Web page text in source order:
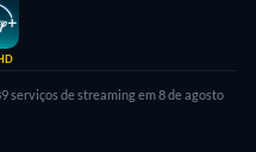
serviços de streaming em 8 de agosto